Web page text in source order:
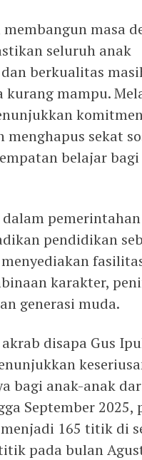
masa
seluruh anak
berkualitas
kurang mampu.
sekat
belajar
pendidikan
karakter,
generasi muda.
disapa Gus
bagi anak-anak
September 2025,
165 titik di
pada bulan